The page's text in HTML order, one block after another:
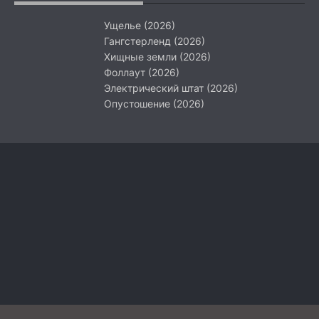
Ущелье (2026)
Гангстерленд (2026)
Хищные земли (2026)
Фоллаут (2026)
Электрический штат (2026)
Опустошение (2026)